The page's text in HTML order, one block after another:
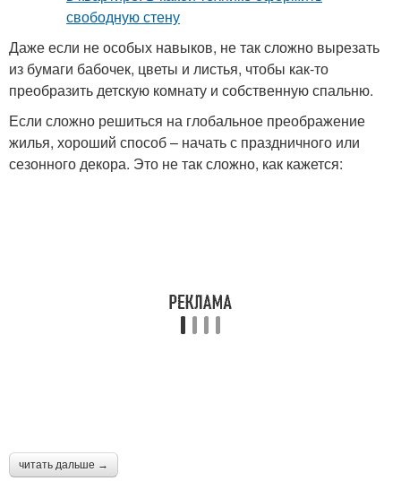
Даже если не особых навыков, не так сложно вырезать
из бумаги бабочек, цветы и листья, чтобы как-то
преобразить детскую комнату и собственную спальню.
Если сложно решиться на глобальное преображение
жилья, хороший способ – начать с праздничного или
сезонного декора. Это не так сложно, как кажется:
читать дальше →